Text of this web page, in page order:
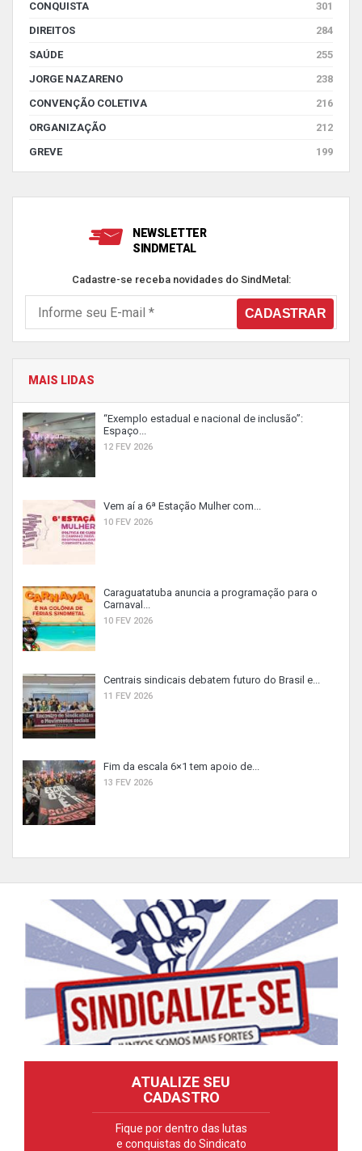
CONQUISTA
301
DIREITOS
284
SAÚDE
255
JORGE NAZARENO
238
CONVENÇÃO COLETIVA
216
ORGANIZAÇÃO
212
GREVE
199
NEWSLETTER
SINDMETAL
Cadastre-se receba novidades do SindMetal:
MAIS LIDAS
“Exemplo estadual e nacional de inclusão”:
Espaço...
12 FEV 2026
Vem aí a 6ª Estação Mulher com...
10 FEV 2026
Caraguatatuba anuncia a programação para o
Carnaval...
10 FEV 2026
Centrais sindicais debatem futuro do Brasil e...
11 FEV 2026
Fim da escala 6×1 tem apoio de...
13 FEV 2026
ATUALIZE SEU
CADASTRO
Fique por dentro das lutas
e conquistas do Sindicato